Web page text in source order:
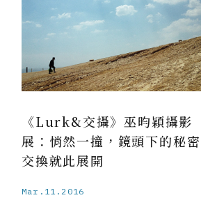
《Lurk&交攝》巫昀穎攝影
展：悄然一撞，鏡頭下的秘密
交換就此展開
Mar.11.2016